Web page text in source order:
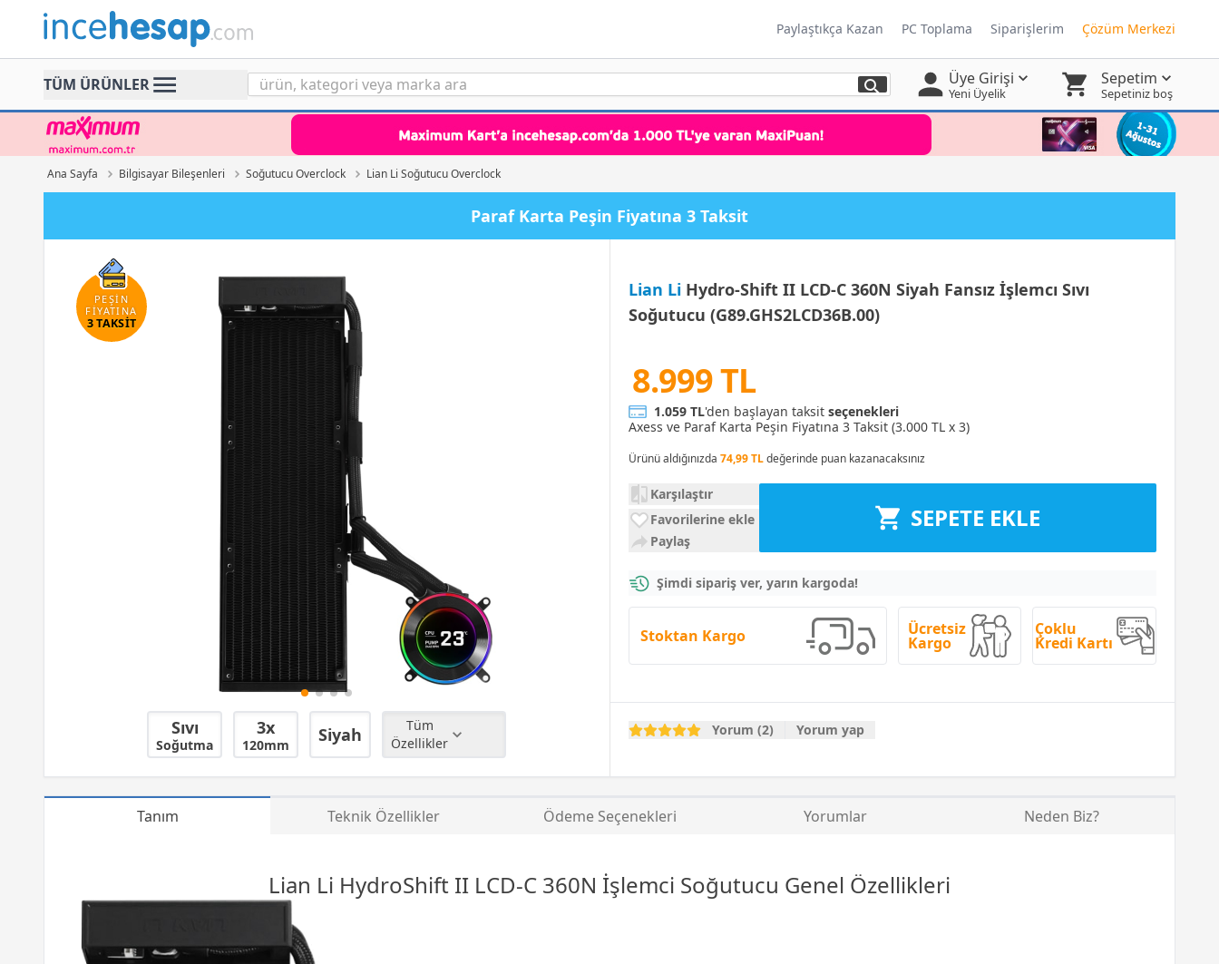
Incehesap Paylaştıkça Kazan PC Toplama Siparişlerim Çözüm Merkezi
TÜM ÜRÜNLER Üye Girişi
Yeni Üyelik
Sepetim
Sepetiniz boş
Ana Sayfa Bilgisayar Bileşenleri Soğutucu Overclock Lian Li Soğutucu Overclock
Paraf Karta Peşin Fiyatına 3 Taksit
Lian LiHydro-Shift II LCD-C 360N Siyah Fansız İşlemcı Sıvı
Soğutucu (G89.GHS2LCD36B.00)
PEŞİN
FİYATINA
3 TAKSİT
Sıvı
Soğutma
3x
120mm Siyah
Tüm
Özellikler
8.999 TL
1.059 TL'den başlayan taksit seçenekleri
Axess ve Paraf Karta Peşin Fiyatına 3 Taksit (3.000 TL x 3)
Ürünü aldığınızda 74,99 TLdeğerinde puan kazanacaksınız
Karşılaştır
Favorilerine ekle
Paylaş
SEPETE EKLE
Şimdi sipariş ver, yarın kargoda!
Stoktan Kargo Ücretsiz
Kargo
Çoklu
Kredi Kartı
Yorum (2) Yorum yap
Tanım Teknik Özellikler Ödeme Seçenekleri Yorumlar Neden Biz?
Lian Li HydroShift II LCD-C 360N İşlemci Soğutucu Genel Özellikleri